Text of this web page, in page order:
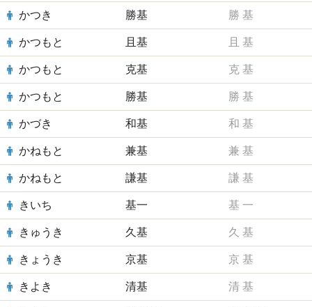
かつき 勝基 勝 基
かつもと 且基 且 基
かつもと 克基 克 基
かつもと 勝基 勝 基
かづき 和基 和 基
かねもと 兼基 兼 基
かねもと 謙基 謙 基
きいち 基一 基 一
きゅうき 久基 久 基
きょうき 京基 京 基
きよき 清基 清 基